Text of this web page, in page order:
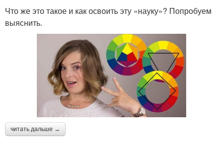
Что же это такое и как освоить эту «науку»? Попробуем
выяснить.
читать дальше →